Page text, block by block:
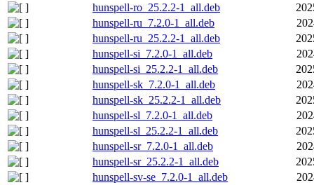
hunspell-ro_25.2.2-1_all.deb
hunspell-ru_7.2.0-1_all.deb
hunspell-ru_25.2.2-1_all.deb
hunspell-si_7.2.0-1_all.deb
hunspell-si_25.2.2-1_all.deb
hunspell-sk_7.2.0-1_all.deb
hunspell-sk_25.2.2-1_all.deb
hunspell-sl_7.2.0-1_all.deb
hunspell-sl_25.2.2-1_all.deb
hunspell-sr_7.2.0-1_all.deb
hunspell-sr_25.2.2-1_all.deb
hunspell-sv-se_7.2.0-1_all.deb